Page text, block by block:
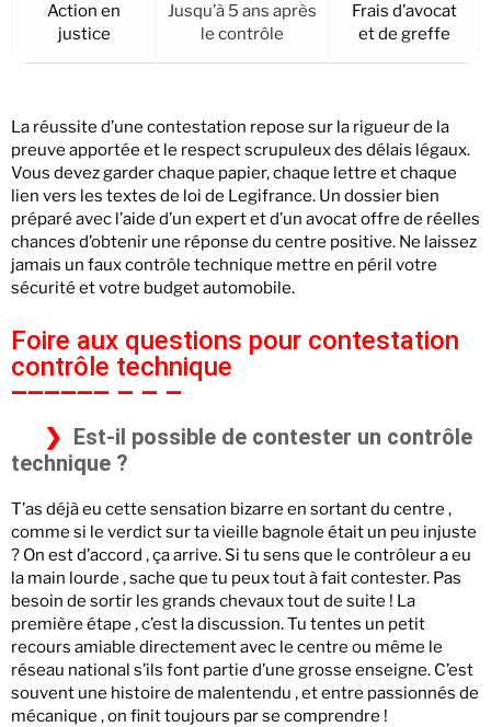
Action en
justice
Jusqu’à 5 ans après
le contrôle
Frais d’avocat
et de greffe
La réussite d’une contestation repose sur la rigueur de la
preuve apportée et le respect scrupuleux des délais légaux.
Vous devez garder chaque papier, chaque lettre et chaque
lien vers les textes de loi de Legifrance. Un dossier bien
préparé avec l’aide d’un expert et d’un avocat offre de réelles
chances d’obtenir une réponse du centre positive. Ne laissez
jamais un faux contrôle technique mettre en péril votre
sécurité et votre budget automobile.
Foire aux questions pour contestation
contrôle technique
Est-il possible de contester un contrôle
technique ?
T’as déjà eu cette sensation bizarre en sortant du centre ,
comme si le verdict sur ta vieille bagnole était un peu injuste
? On est d’accord , ça arrive. Si tu sens que le contrôleur a eu
la main lourde , sache que tu peux tout à fait contester. Pas
besoin de sortir les grands chevaux tout de suite ! La
première étape , c’est la discussion. Tu tentes un petit
recours amiable directement avec le centre ou même le
réseau national s’ils font partie d’une grosse enseigne. C’est
souvent une histoire de malentendu , et entre passionnés de
mécanique , on finit toujours par se comprendre !